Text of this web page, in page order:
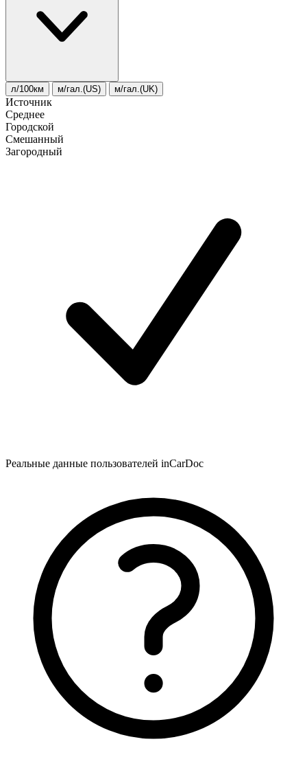
л/100км м/гал.(US) м/гал.(UK)
Источник
Среднее
Городской
Смешанный
Загородный
Реальные данные пользователей inCarDoc